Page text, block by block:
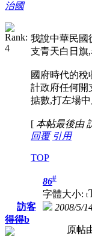
治國
我說中華民國
支青天白日旗
國府時代的
計政府任何開
掂數,打左場
[ 本帖最後由
回覆 引用
TOP
訪客
得得b
86#
字體大小: t
2008/5/
原帖